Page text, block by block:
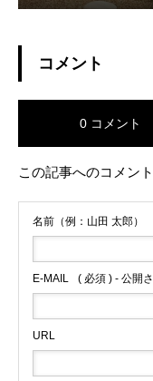
コメント
0 コメント
この記事へのコメン
名前（例：山田 太郎）
E-MAIL ( 必須 ) - 公開
URL